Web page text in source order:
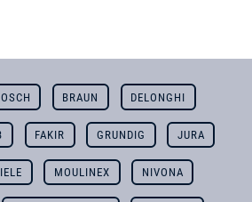
BRAUN DELONGHI
FAKIR GRUNDIG JURA
MOULINEX NIVONA